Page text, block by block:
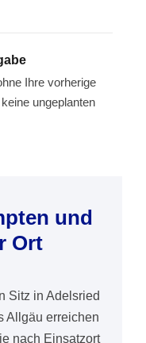
Ihre vorherige
ungeplanten
und
Ort
Sitz in Adelsried
Allgäu erreichen
nach Einsatzort